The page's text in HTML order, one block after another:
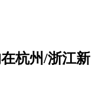
杭州/浙江新